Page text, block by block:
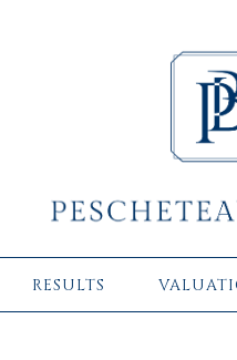
RESULTS